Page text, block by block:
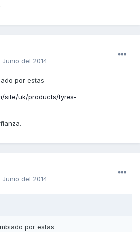
Junio del 2014
por estas
site/uk/products/tyres-
Junio del 2014
por estas